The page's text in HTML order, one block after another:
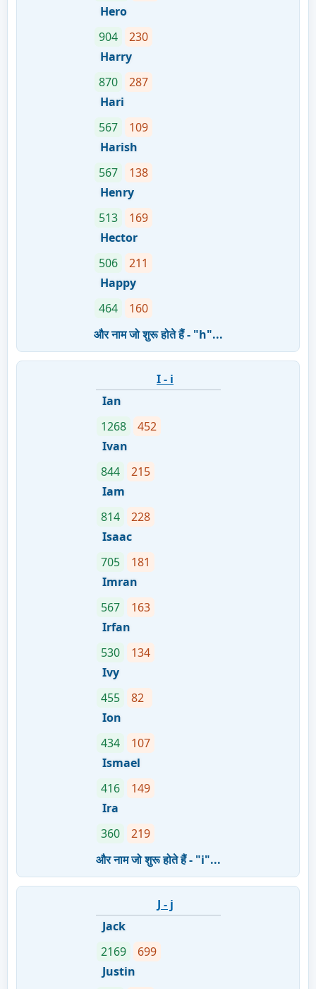
Hero
904
230
Harry
870
287
Hari
567
109
Harish
567
138
Henry
513
169
Hector
506
211
Happy
464
160
और नाम जो शुरू होते हैं - "h"...
I - i
Ian
1268
452
Ivan
844
215
Iam
814
228
Isaac
705
181
Imran
567
163
Irfan
530
134
Ivy
455
82
Ion
434
107
Ismael
416
149
Ira
360
219
और नाम जो शुरू होते हैं - "i"...
J - j
Jack
2169
699
Justin